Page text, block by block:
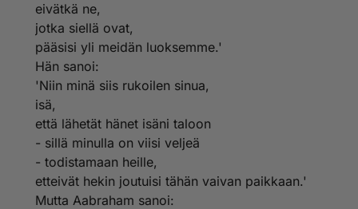
eivätkä ne,
jotka siellä ovat,
pääsisi yli meidän luoksemme.'
Hän sanoi:
'Niin minä siis rukoilen sinua,
isä,
että lähetät hänet isäni taloon
- sillä minulla on viisi veljeä
- todistamaan heille,
etteivät hekin joutuisi tähän vaivan paikkaan.'
Mutta Aabraham sanoi: